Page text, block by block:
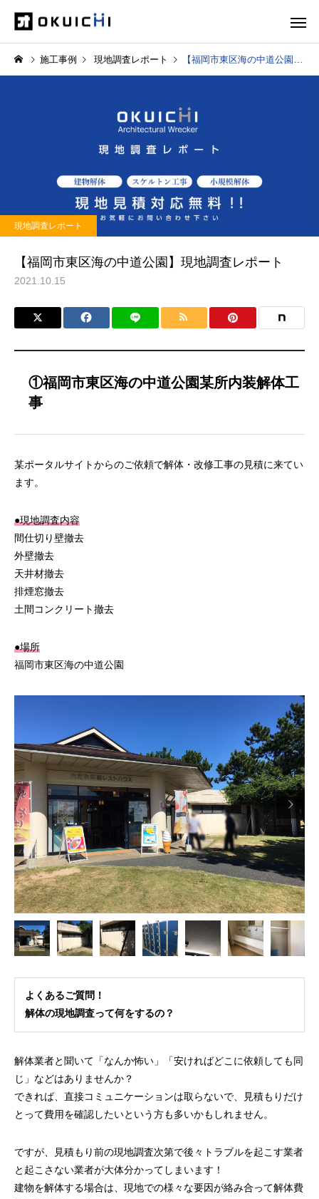
施工事例 現地調査レポート 【福岡市東区海の中道公園】現地調査レポート
現地調査レポート
【福岡市東区海の中道公園】現地調査レポート
2021.10.15
①福岡市東区海の中道公園某所内装解体工
事
某ポータルサイトからのご依頼で解体・改修工事の見積に来てい
ます。
●現地調査内容
間仕切り壁撤去
外壁撤去
天井材撤去
排煙窓撤去
土間コンクリート撤去
●場所
福岡市東区海の中道公園

よくあるご質問！
解体の現地調査って何をするの？
解体業者と聞いて「なんか怖い」「安ければどこに依頼しても同
じ」などはありませんか？
できれば、直接コミュニケーションは取らないで、見積もりだけ
とって費用を確認したいという方も多いかもしれません。
ですが、見積もり前の現地調査次第で後々トラブルを起こす業者
と起こさない業者が大体分かってしまいます！
建物を解体する場合は、現地での様々な要因が絡み合って解体費